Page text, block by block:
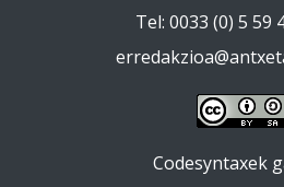
Tel: 0033 (0) 5 59
Codesyntaxek